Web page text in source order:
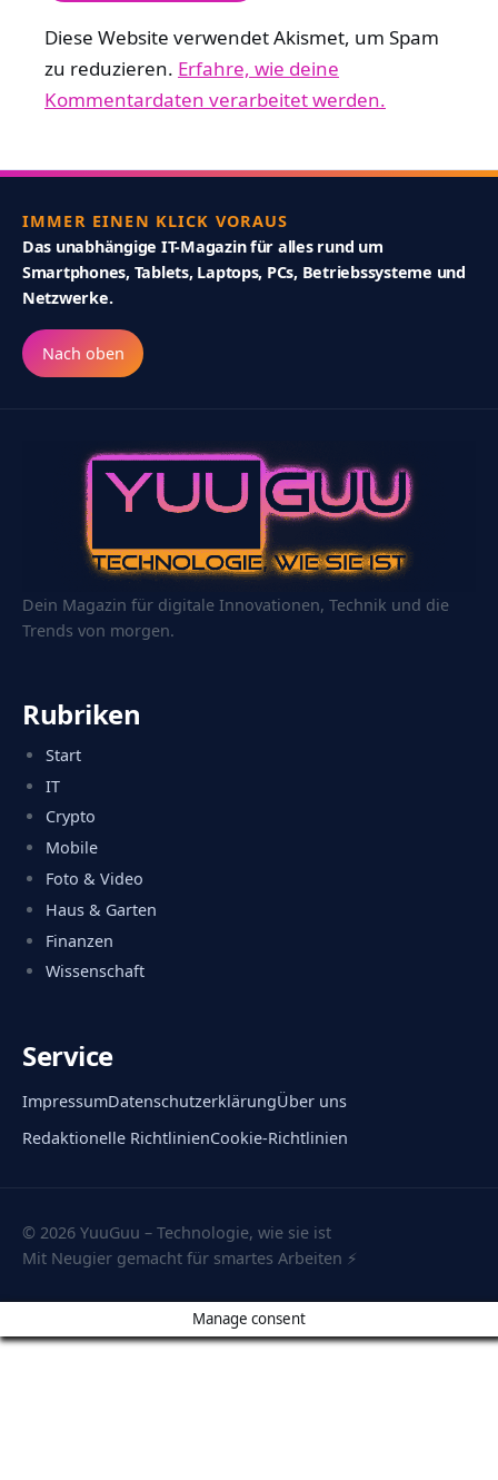
Diese Website verwendet Akismet, um Spam
zu reduzieren. Erfahre, wie deine
Kommentardaten verarbeitet werden.
IMMER EINEN KLICK VORAUS
Das unabhängige IT-Magazin für alles rund um
Smartphones, Tablets, Laptops, PCs, Betriebssysteme und
Netzwerke.
Nach oben
Dein Magazin für digitale Innovationen, Technik und die
Trends von morgen.
Rubriken
Start
IT
Crypto
Mobile
Foto & Video
Haus & Garten
Finanzen
Wissenschaft
Service
ImpressumDatenschutzerklärungÜber uns
Redaktionelle RichtlinienCookie-Richtlinien
© 2026 YuuGuu – Technologie, wie sie ist
Mit Neugier gemacht für smartes Arbeiten ⚡
Manage consent